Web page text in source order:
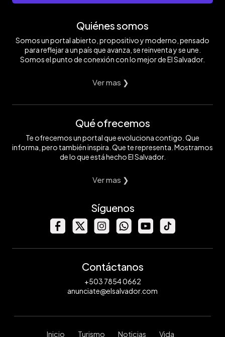
Quiénes somos
Somos un portal abierto, propositivo y moderno, pensado
para reflejar a un país que avanza, se reinventa y se une.
Somos el punto de conexión con lo mejor de El Salvador.
Ver mas ❯
Qué ofrecemos
Te ofrecemos un portal que evoluciona contigo. Que
informa, pero también inspira. Que te representa. Mostramos
de lo que está hecho El Salvador.
Ver mas ❯
Síguenos
Contáctanos
+503 7854 0662
anunciate@elsalvador.com
Inicio Turismo Noticias Vida